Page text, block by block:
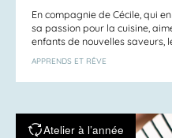
En compagnie de Cécile, qui
sa passion pour la cuisine,
enfants de nouvelles saveurs,
APPRENDS ET RÊVE
Atelier à l’année